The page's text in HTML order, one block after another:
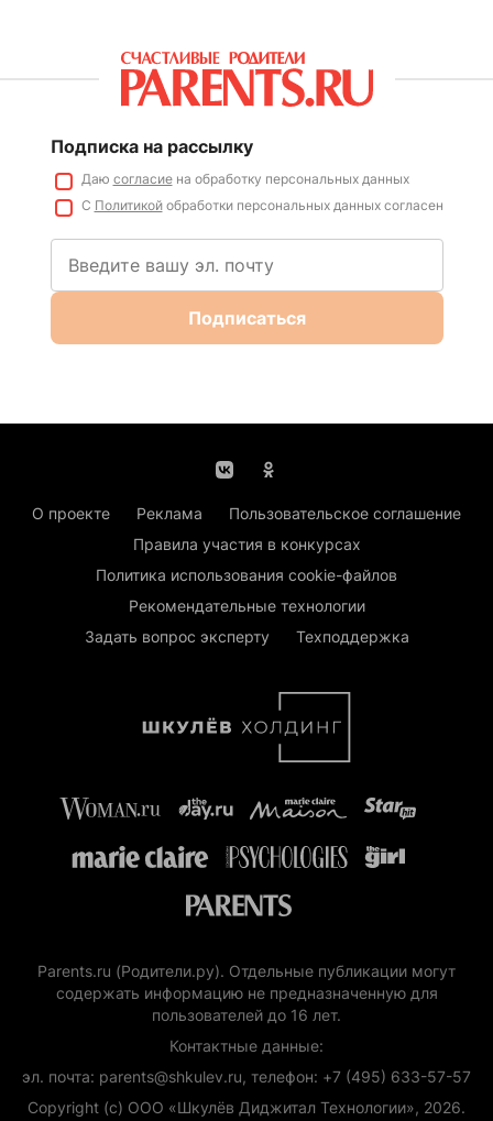
Подписка на рассылку
Даю согласиена обработку персональных данных
С Политикойобработки персональных данных согласен
Подписаться
О проекте Реклама
Пользовательское соглашение
Правила участия в конкурсах
Политика использования cookie-файлов
Рекомендательные технологии
Задать вопрос эксперту
Техподдержка
Parents.ru (Родители.ру). Отдельные публикации могут
содержать информацию не предназначенную для
пользователей до 16 лет.
Контактные данные:
эл. почта: parents@shkulev.ru, телефон: +7 (495) 633-57-57
Copyright (с) ООО «Шкулёв Диджитал Технологии», 2026.